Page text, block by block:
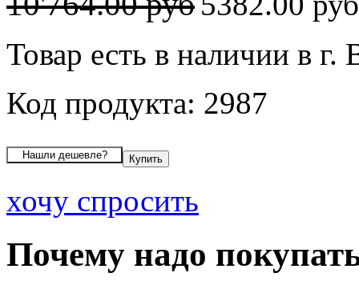
Товар есть в наличии в г.
Код продукта: 2987
хочу спросить
Почему надо